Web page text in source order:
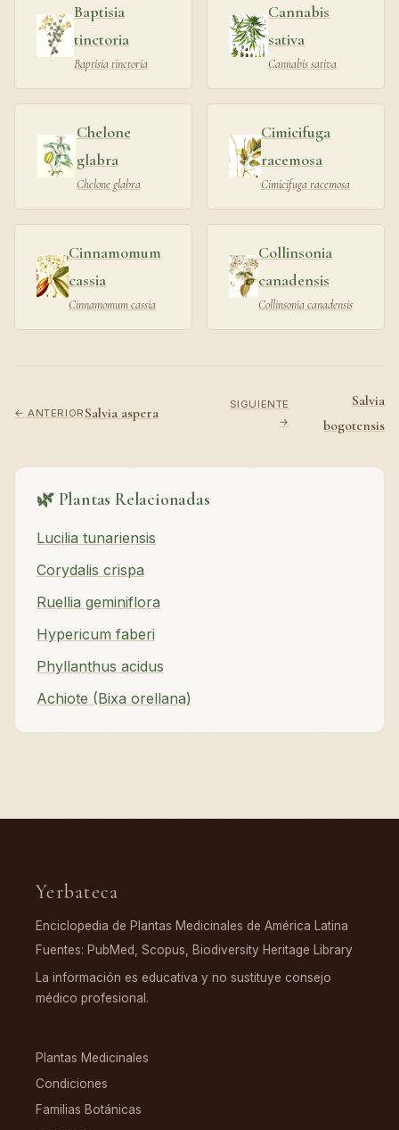
Baptisia
tinctoria
Baptisia tinctoria
Cannabis
sativa
Cannabis sativa
Chelone
glabra
Chelone glabra
Cimicifuga
racemosa
Cimicifuga racemosa
Cinnamomum
cassia
Cinnamomum cassia
Collinsonia
canadensis
Collinsonia canadensis
← ANTERIOR Salvia aspera
SIGUIENTE
→
Salvia
bogotensis
🌿 Plantas Relacionadas
Lucilia tunariensis
Corydalis crispa
Ruellia geminiflora
Hypericum faberi
Phyllanthus acidus
Achiote (Bixa orellana)
Yerbateca
Enciclopedia de Plantas Medicinales de América Latina
Fuentes: PubMed, Scopus, Biodiversity Heritage Library
La información es educativa y no sustituye consejo
médico profesional.
Plantas Medicinales
Condiciones
Familias Botánicas